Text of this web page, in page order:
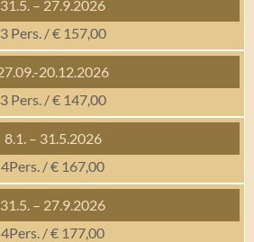
3 Pers. / € 157,00
3 Pers. / € 147,00
4Pers. / € 167,00
4Pers. / € 177,00